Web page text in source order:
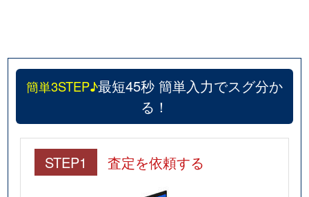
簡単3STEP♪最短45秒 簡単入力でスグ分か
る！
STEP1 査定を依頼する